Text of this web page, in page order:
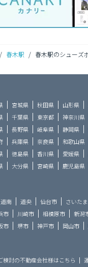
/ 春木駅 / 春木駅のシューズ
宮城県 秋田県 山形県
千葉県 東京都 神奈川県
長野県 岐阜県 静岡県
兵庫県 奈良県 和歌山県
徳島県 香川県 愛媛県
大分県 宮崎県 鹿児島県
道南 道央 仙台市 さいた
市 川崎市 相模原市 新潟
市 堺市 神戸市 岡山市
検討の不動産会社様はこちら